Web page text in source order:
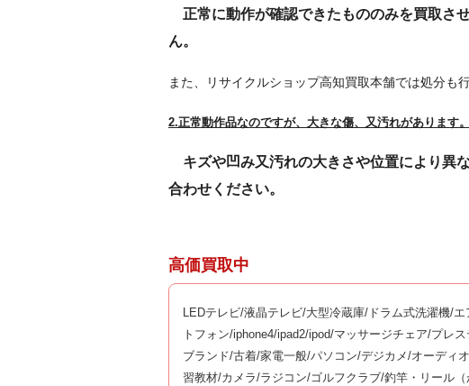
正常に動作が確認できたもののみを買取さ
ん。
また、リサイクルショップ高知買取本舗では処分も
2.正常動作品なのですが、大きな傷、又汚れがあります
キズや凹み又汚れの大きさや位置により異
合わせください。
高価買取中
LEDテレビ/液晶テレビ/大型冷蔵庫/ドラム式洗濯機/
トフォン/iphone4/ipad2/ipod/マッサージチェア/プレ
ブランド/古着/家電一般/パソコン/デジカメ/オーディ
習教材/カメラ/ラジコン/ゴルフクラブ/釣竿・リール